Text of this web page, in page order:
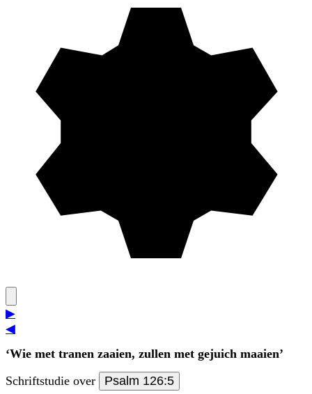
▶
◀
‘Wie met tranen zaaien, zullen met gejuich maaien’
Schriftstudie over
Psalm 126:5